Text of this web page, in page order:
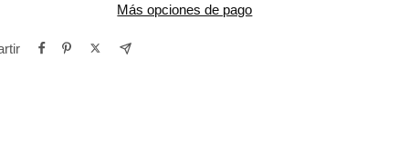
Más opciones de pago